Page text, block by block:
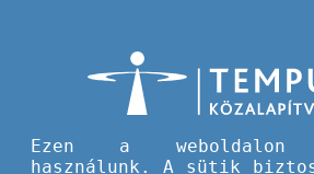
Megjelent az Erasmus+
útmutató frissített
Ezen a weboldalon
használunk. A sütik